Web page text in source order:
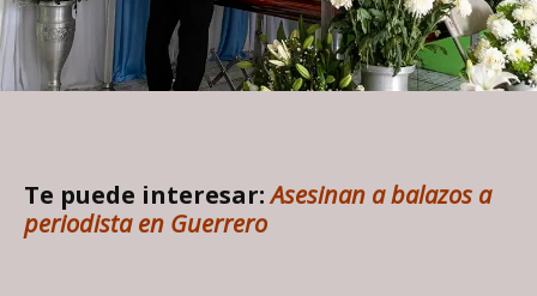
Te puede interesar:Asesinan a balazos a
periodista en Guerrero